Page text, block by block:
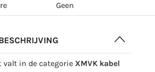
Geen
valt in de categorie XMVK kabel